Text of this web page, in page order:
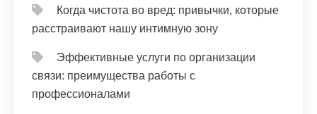
Когда чистота во вред: привычки, которые
расстраивают нашу интимную зону
Эффективные услуги по организации
связи: преимущества работы с
профессионалами